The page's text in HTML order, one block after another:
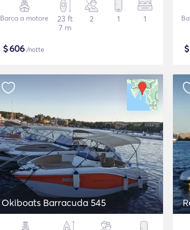
Barca a motore
23 ft
7 m
2 1 1
$606/notte
Okiboats Barracuda 545